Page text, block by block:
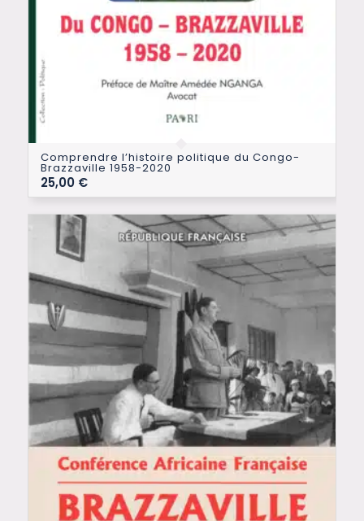
Comprendre l’histoire politique du Congo-
Brazzaville 1958-2020
25,00 €